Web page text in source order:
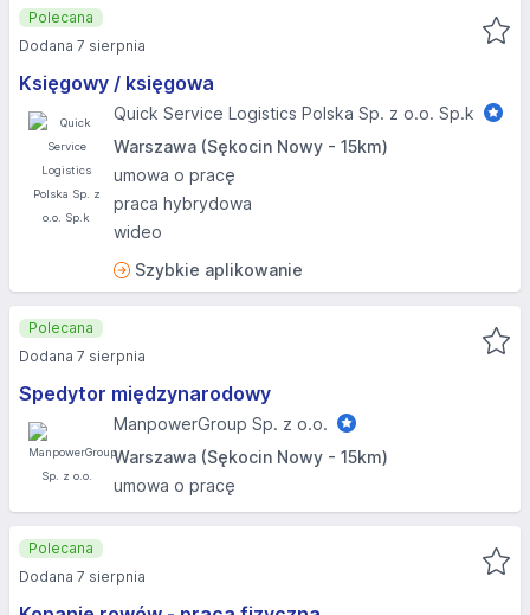
Księgowy / księgowa
Quick Service Logistics Polska Sp. z o.o. Sp.k
Warszawa (Sękocin Nowy - 15km)
umowa o pracę
praca hybrydowa
wideo
Szybkie aplikowanie
Polecana
Dodana 7 sierpnia
Spedytor międzynarodowy
ManpowerGroup Sp. z o.o.
Warszawa (Sękocin Nowy - 15km)
umowa o pracę
Polecana
Dodana 7 sierpnia
Polecana
Dodana 7 sierpnia